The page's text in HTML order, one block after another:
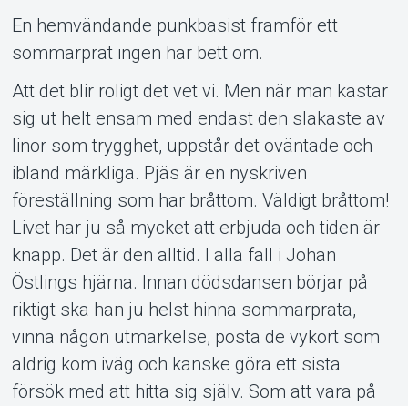
Support
Om Tickster
En hemvändande punkbasist framför ett
sommarprat ingen har bett om.
Att det blir roligt det vet vi. Men när man kastar
sig ut helt ensam med endast den slakaste av
linor som trygghet, uppstår det oväntade och
ibland märkliga. Pjäs är en nyskriven
föreställning som har bråttom. Väldigt bråttom!
Livet har ju så mycket att erbjuda och tiden är
knapp. Det är den alltid. I alla fall i Johan
Östlings hjärna. Innan dödsdansen börjar på
riktigt ska han ju helst hinna sommarprata,
vinna någon utmärkelse, posta de vykort som
aldrig kom iväg och kanske göra ett sista
försök med att hitta sig själv. Som att vara på